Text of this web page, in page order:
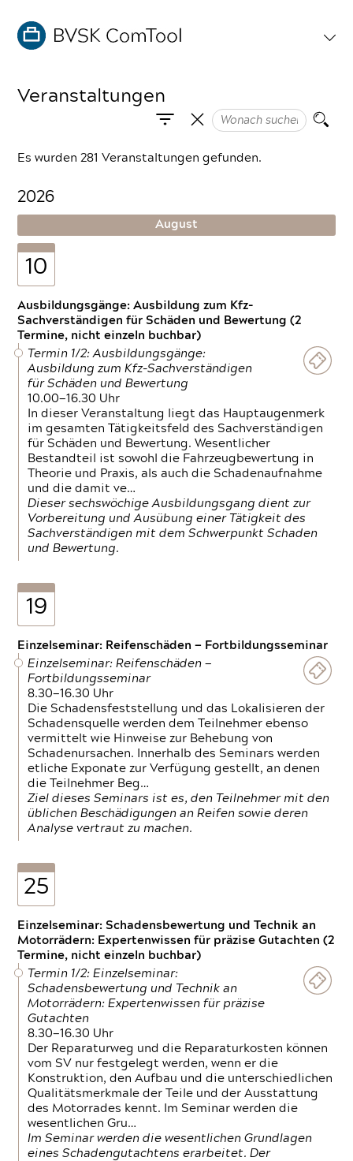
Veranstaltungen
Es wurden 281 Veranstaltungen gefunden.
2026
August
10
Ausbildungsgänge: Ausbildung zum Kfz-
Sachverständigen für Schäden und Bewertung (2
Termine, nicht einzeln buchbar)
Termin 1/2: Ausbildungsgänge:
Ausbildung zum Kfz-Sachverständigen
für Schäden und Bewertung
10.00—16.30 Uhr
In dieser Veranstaltung liegt das Hauptaugenmerk
im gesamten Tätigkeitsfeld des Sachverständigen
für Schäden und Bewertung. Wesentlicher
Bestandteil ist sowohl die Fahrzeugbewertung in
Theorie und Praxis, als auch die Schadenaufnahme
und die damit ve…
Dieser sechswöchige Ausbildungsgang dient zur
Vorbereitung und Ausübung einer Tätigkeit des
Sachverständigen mit dem Schwerpunkt Schaden
und Bewertung.
19
Einzelseminar: Reifenschäden — Fortbildungsseminar
Einzelseminar: Reifenschäden —
Fortbildungsseminar
8.30—16.30 Uhr
Die Schadensfeststellung und das Lokalisieren der
Schadensquelle werden dem Teilnehmer ebenso
vermittelt wie Hinweise zur Behebung von
Schadenursachen. Innerhalb des Seminars werden
etliche Exponate zur Verfügung gestellt, an denen
die Teilnehmer Beg…
Ziel dieses Seminars ist es, den Teilnehmer mit den
üblichen Beschädigungen an Reifen sowie deren
Analyse vertraut zu machen.
25
Einzelseminar: Schadensbewertung und Technik an
Motorrädern: Expertenwissen für präzise Gutachten (2
Termine, nicht einzeln buchbar)
Termin 1/2: Einzelseminar:
Schadensbewertung und Technik an
Motorrädern: Expertenwissen für präzise
Gutachten
8.30—16.30 Uhr
Der Reparaturweg und die Reparaturkosten können
vom SV nur festgelegt werden, wenn er die
Konstruktion, den Aufbau und die unterschiedlichen
Qualitätsmerkmale der Teile und der Ausstattung
des Motorrades kennt. Im Seminar werden die
wesentlichen Gru…
Im Seminar werden die wesentlichen Grundlagen
eines Schadengutachtens erarbeitet. Der